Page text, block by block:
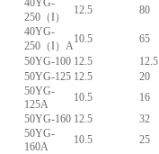
40YG-
250（I）
12.5 80
40YG-
250（I）A
10.5 65
50YG-100 12.5 12.5
50YG-125 12.5 20
50YG-
125A
10.5 16
50YG-160 12.5 32
50YG-
160A
10.5 25